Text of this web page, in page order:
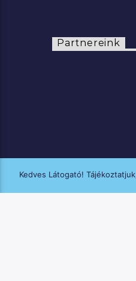
Partnereink
Kedves Látogató!